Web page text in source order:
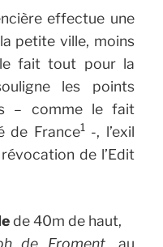
effectue une
petite ville, moins
fait tout pour la
les points
– comme le fait
de France1-, l’exil
de l’Edit
de 40m de haut,